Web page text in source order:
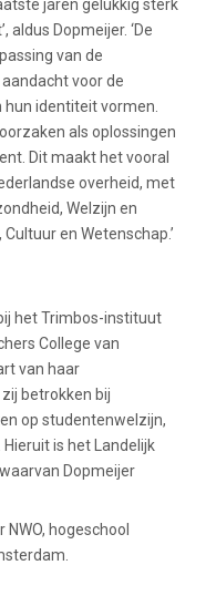
jaren gelukkig sterk
aldus Dopmeijer. ‘De
van de
voor de
identiteit vormen.
als oplossingen
Dit maakt het vooral
overheid, met
Welzijn en
en Wetenschap.’
het Trimbos-instituut
College van
van haar
betrokken bij
op studentenwelzijn,
is het Landelijk
Dopmeijer
hogeschool